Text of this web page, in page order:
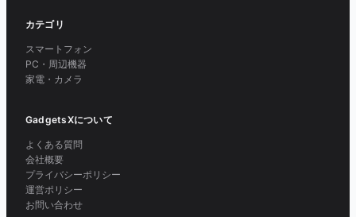
カテゴリ
スマートフォン
PC・周辺機器
家電・カメラ
GadgetsXについて
よくある質問
会社概要
プライバシーポリシー
運営ポリシー
お問い合わせ